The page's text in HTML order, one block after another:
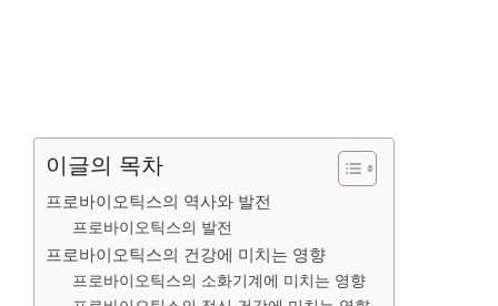
이글의 목차
프로바이오틱스의 역사와 발전
프로바이오틱스의 발전
프로바이오틱스의 건강에 미치는 영향
프로바이오틱스의 소화기계에 미치는 영향